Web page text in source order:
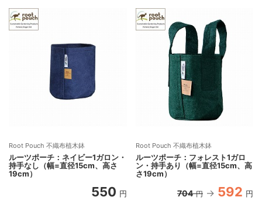
Root Pouch 不織布植木鉢
ルーツポーチ：ネイビー1ガロン・
持手なし（幅=直径15cm、高さ
19cm）
550 円
Root Pouch 不織布植木鉢
ルーツポーチ：フォレスト1ガロ
ン・持手あり（幅=直径15cm、高
さ19cm）
704 円 592 円